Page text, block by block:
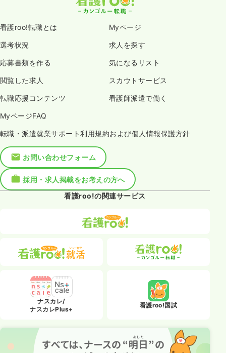
看護roo!転職とは Myページ
選考状況 求人を探す
応募書類を作る 気になるリスト
閲覧した求人 スカウトサービス
転職応援コンテンツ 看護師派遣で働く
MyページFAQ
転職・派遣就業サポート利用規約および個人情報保護方針
お問い合わせフォーム
採用・求人掲載をお考えの方へ
看護roo!の関連サービス
ナスカレ/
ナスカレPlus+
看護roo!国試